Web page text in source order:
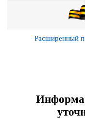
Расширенный